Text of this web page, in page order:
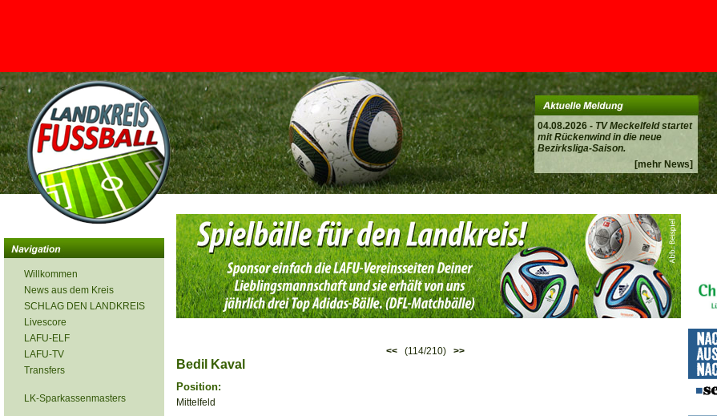
04.08.2026 - TV Meckelfeld startet
mit Rückenwind in die neue
Bezirksliga-Saison.
[mehr News]
<
Willkommen
News aus dem Kreis
SCHLAG DEN LANDKREIS
Livescore
LAFU-ELF
LAFU-TV
Transfers
LK-Sparkassenmasters
<<(114/210) >>
Bedil Kaval
Position:
Mittelfeld